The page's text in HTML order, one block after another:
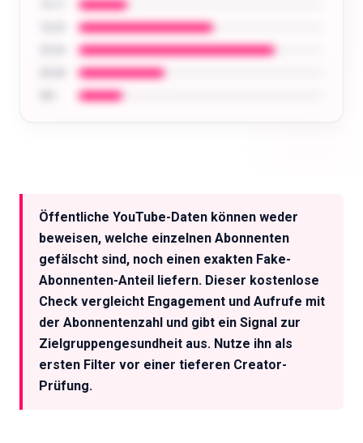
mehr.
Öffentliche YouTube-Daten können weder
beweisen, welche einzelnen Abonnenten
gefälscht sind, noch einen exakten Fake-
Abonnenten-Anteil liefern. Dieser kostenlose
Check vergleicht Engagement und Aufrufe mit
der Abonnentenzahl und gibt ein Signal zur
Zielgruppengesundheit aus. Nutze ihn als
ersten Filter vor einer tieferen Creator-
Prüfung.